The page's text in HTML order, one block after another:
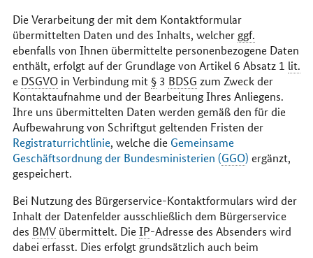
Die Verarbeitung der mit dem Kontaktformular
übermittelten Daten und des Inhalts, welcher ggf.
ebenfalls von Ihnen übermittelte personenbezogene Daten
enthält, erfolgt auf der Grundlage von Artikel 6 Absatz 1 lit.
e DSGVOin Verbindung mit§3 BDSG zum Zweck der
Kontaktaufnahme und der Bearbeitung Ihres Anliegens.
Ihre uns übermittelten Daten werden gemäß den für die
Aufbewahrung von Schriftgut geltenden Fristen der
Registraturrichtlinie, welche die Gemeinsame
Geschäftsordnung der Bundesministerien (GGO) ergänzt,
gespeichert.
Bei Nutzung des Bürgerservice-Kontaktformulars wird der
Inhalt der Datenfelder ausschließlich dem Bürgerservice
des BMVübermittelt. Die IP-Adresse des Absenders wird
dabei erfasst. Dies erfolgt grundsätzlich auch beim